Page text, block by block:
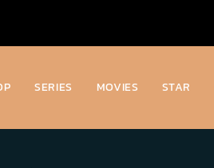
SERIES MOVIES STAR